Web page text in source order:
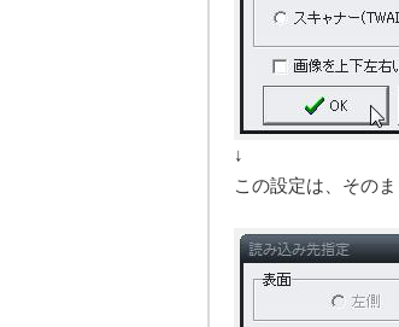
↓
この設定は、そのま